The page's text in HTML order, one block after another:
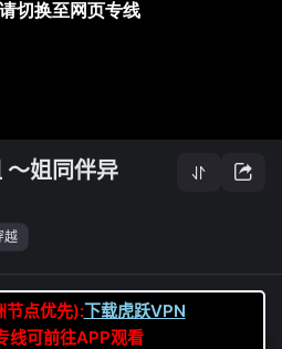
～姐同伴异
越
节点优先):下载虎跃VPN
线可前往APP观看